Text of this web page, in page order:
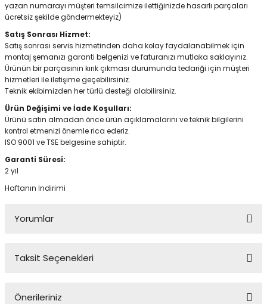
yazan numarayı müşteri temsilcimize ilettiğinizde hasarlı parçaları
ücretsiz şekilde göndermekteyiz)
Satış Sonrası Hizmet:
Satış sonrası servis hizmetinden daha kolay faydalanabilmek için
montaj şemanızı garanti belgenizi ve faturanızı mutlaka saklayınız.
Ürünün bir parçasının kırık çıkması durumunda tedariği için müşteri
hizmetleri ile iletişime geçebilirsiniz.
Teknik ekibimizden her türlü desteği alabilirsiniz.
Ürün Değişimi ve İade Koşulları:
Ürünü satın almadan önce ürün açıklamalarını ve teknik bilgilerini
kontrol etmenizi önemle rica ederiz.
ISO 9001 ve TSE belgesine sahiptir.
Garanti Süresi:
2 yıl
Haftanın İndirimi
Yorumlar
Taksit Seçenekleri
Önerileriniz